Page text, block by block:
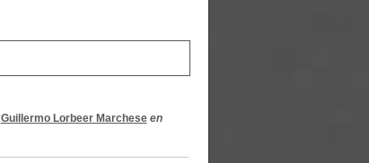
Guillermo Lorbeer Marchese en